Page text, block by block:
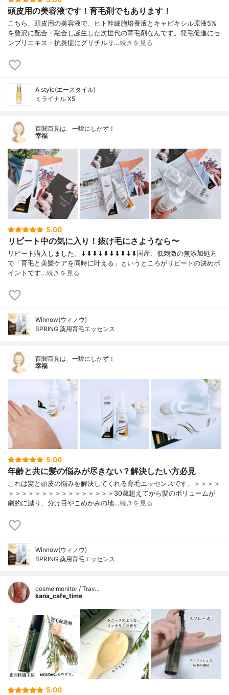
頭皮用の美容液です！育毛剤でもあります！
こちら、頭皮用の美容液で、ヒト幹細胞培養液とキャピキシル原液5%
を贅沢に配合・融合し誕生した次世代の育毛剤なんです。発毛促進にセ
ンブリエキス・抗炎症にグリチルリ…続きを見る
A style(エースタイル)
ミライナル X5
百聞百見は、一験にしかず！
幸福
5.00
リピート中の気に入り！抜け毛にさようなら〜
リピート購入しました。⬇︎⬇︎⬇︎⬇︎⬇︎⬇︎⬇︎⬇︎⬇︎⬇︎国産、低刺激の無添加処方
で「育毛と美髪ケアを同時に叶える」というところがリピートの決めポ
イントです…続きを見る
Winnow(ウィノウ)
SPRING 薬用育毛エッセンス
百聞百見は、一験にしかず！
幸福
5.00
年齢と共に髪の悩みが尽きない？解決したい方必見
これは髪と頭皮の悩みを解決してくれる育毛エッセンスです。＞＞＞＞
＞＞＞＞＞＞＞＞＞＞＞＞＞＞＞＞30歳超えてから髪のボリュームが
劇的に減り、分け目やこめかみの地…続きを見る
Winnow(ウィノウ)
SPRING 薬用育毛エッセンス
cosme monitor / Trav…
kana_cafe_time
5.00